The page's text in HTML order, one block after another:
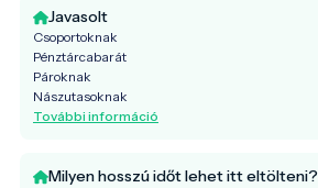
Javasolt
Csoportoknak
Pénztárcabarát
Pároknak
Nászutasoknak
További információ
Milyen hosszú időt lehet itt eltölteni?